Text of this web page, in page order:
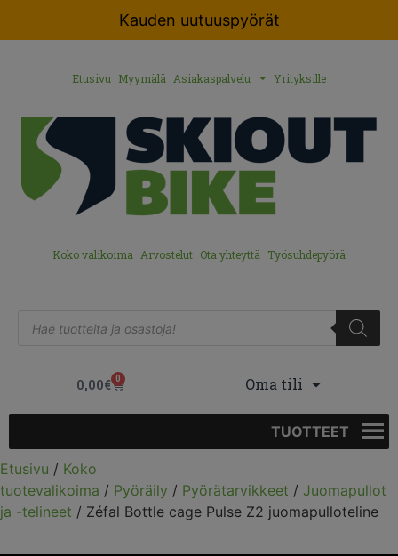
Kauden uutuuspyörät
Etusivu Myymälä Asiakaspalvelu Yrityksille
Koko valikoima Arvostelut Ota yhteyttä Työsuhdepyörä
0,00€ 0 Oma tili
TUOTTEET
Etusivu / Koko
tuotevalikoima / Pyöräily / Pyörätarvikkeet / Juomapullot
ja -telineet / Zéfal Bottle cage Pulse Z2 juomapulloteline